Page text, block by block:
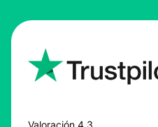
Valoración 4,3